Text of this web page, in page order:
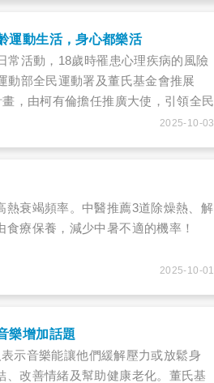
運動生活，身心都樂活
常活動，18歲時罹患心理疾病的風險
動部全民運動署及董氏基金會推展
，由柯有倫擔任推廣大使，引領全民
2025-10-03
熱衰竭頻率。中醫推薦3道除燥熱、解
療保養，減少中暑不適的機率！
2025-10-01
樂增加話題
示音樂能讓他們緩解壓力或放鬆身
改善情緒及幫助健康老化。董氏基